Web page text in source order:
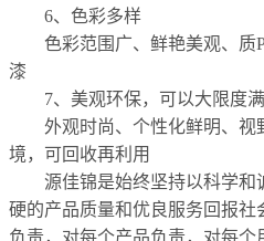
6、色彩多样
色彩范围广、鲜艳美观、质
漆
7、美观环保，可以大限度满
外观时尚、个性化鲜明、视
境，可回收再利用
源佳锦是始终坚持以科学和
硬的产品质量和优良服务回报
负责，对每个产品负责，对每